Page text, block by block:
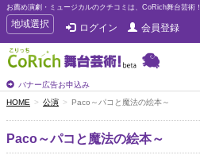
お薦め演劇・ミュージカルのクチコミは、CoRich舞台芸術！
T
o
g
g
e
n
a
v
地域選択 ログイン 会員登録
バナー広告お申込み
HOME 公演 Paco～パコと魔法の絵本～
Paco～パコと魔法の絵本～